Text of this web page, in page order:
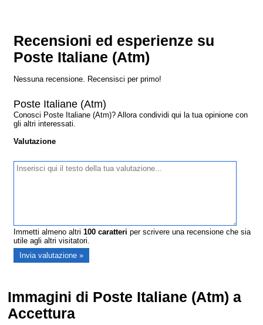
Recensioni ed esperienze su
Poste Italiane (Atm)
Nessuna recensione. Recensisci per primo!
Poste Italiane (Atm)
Conosci Poste Italiane (Atm)? Allora condividi qui la tua opinione con
gli altri interessati.
Valutazione
Immetti almeno altri100 caratteri per scrivere una recensione che sia
utile agli altri visitatori.
Immagini di Poste Italiane (Atm) a
Accettura